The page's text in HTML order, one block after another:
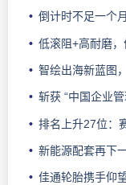
倒计时不足一个
低滚阻+高耐磨
智绘出海新蓝图
斩获 “中国企业
排名上升27位：
新能源配套再下
佳通轮胎携手仰望